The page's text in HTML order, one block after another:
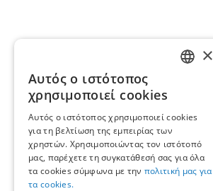
×
Αυτός ο ιστότοπος
χρησιμοποιεί cookies
Αυτός ο ιστότοπος χρησιμοποιεί cookies
για τη βελτίωση της εμπειρίας των
χρηστών. Χρησιμοποιώντας τον ιστότοπό
μας, παρέχετε τη συγκατάθεσή σας για όλα
τα cookies σύμφωνα με την πολιτική μας για
τα cookies.